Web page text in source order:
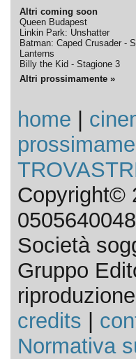
Altri coming soon
Queen Budapest
Linkin Park: Unshatter
Batman: Caped Crusader -
Lanterns
Billy the Kid - Stagione 3
Altri prossimamente »
home
Copyright©
Società
Gruppo
credits
Normativa